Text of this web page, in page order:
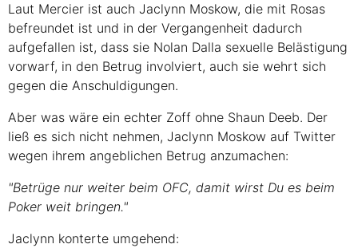
Laut Mercier ist auch Jaclynn Moskow, die mit Rosas
befreundet ist und in der Vergangenheit dadurch
aufgefallen ist, dass sie Nolan Dalla sexuelle Belästigung
vorwarf, in den Betrug involviert, auch sie wehrt sich
gegen die Anschuldigungen.
Aber was wäre ein echter Zoff ohne Shaun Deeb. Der
ließ es sich nicht nehmen, Jaclynn Moskow auf Twitter
wegen ihrem angeblichen Betrug anzumachen:
"Betrüge nur weiter beim OFC, damit wirst Du es beim
Poker weit bringen."
Jaclynn konterte umgehend: